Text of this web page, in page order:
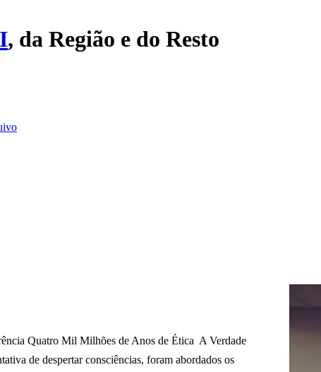
, da Região e do Resto
Quatro Mil Milhões de Anos de Ética  A Verdade
de despertar consciências, foram abordados os